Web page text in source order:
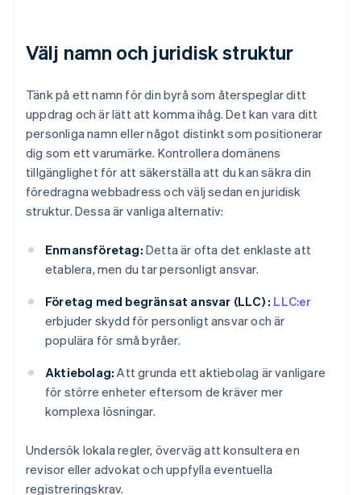
Välj namn och juridisk struktur
Tänk på ett namn för din byrå som återspeglar ditt
uppdrag och är lätt att komma ihåg. Det kan vara ditt
personliga namn eller något distinkt som positionerar
dig som ett varumärke. Kontrollera domänens
tillgänglighet för att säkerställa att du kan säkra din
föredragna webbadress och välj sedan en juridisk
struktur. Dessa är vanliga alternativ:
Enmansföretag: Detta är ofta det enklaste att
etablera, men du tar personligt ansvar.
Företag med begränsat ansvar (LLC) : LLC:er
erbjuder skydd för personligt ansvar och är
populära för små byråer.
Aktiebolag: Att grunda ett aktiebolag är vanligare
för större enheter eftersom de kräver mer
komplexa lösningar.
Undersök lokala regler, överväg att konsultera en
revisor eller advokat och uppfylla eventuella
registreringskrav.